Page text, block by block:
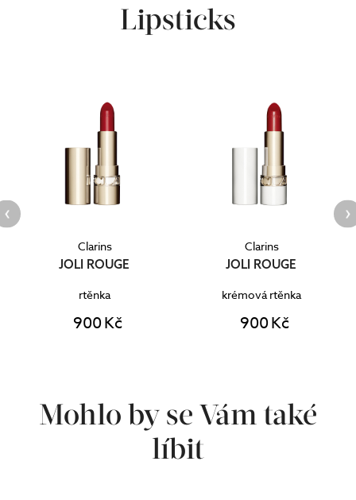
Lipsticks
Clarins
JOLI ROUGE
krémová rtěnka
900 Kč
Clarins
Milky Mouse
balzám na rty
610 Kč
Mohlo by se Vám také
líbit